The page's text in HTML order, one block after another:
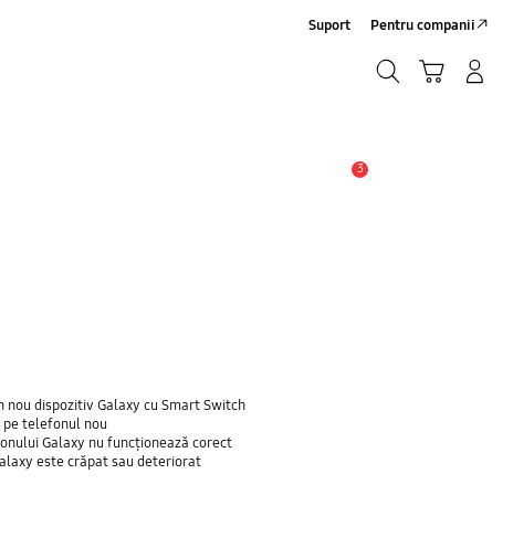
Suport Pentru companii
3
nou dispozitiv Galaxy cu Smart Switch
telefonul nou
Galaxy nu funcționează corect
este crăpat sau deteriorat